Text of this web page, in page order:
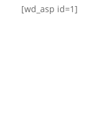
[wd_asp id=1]